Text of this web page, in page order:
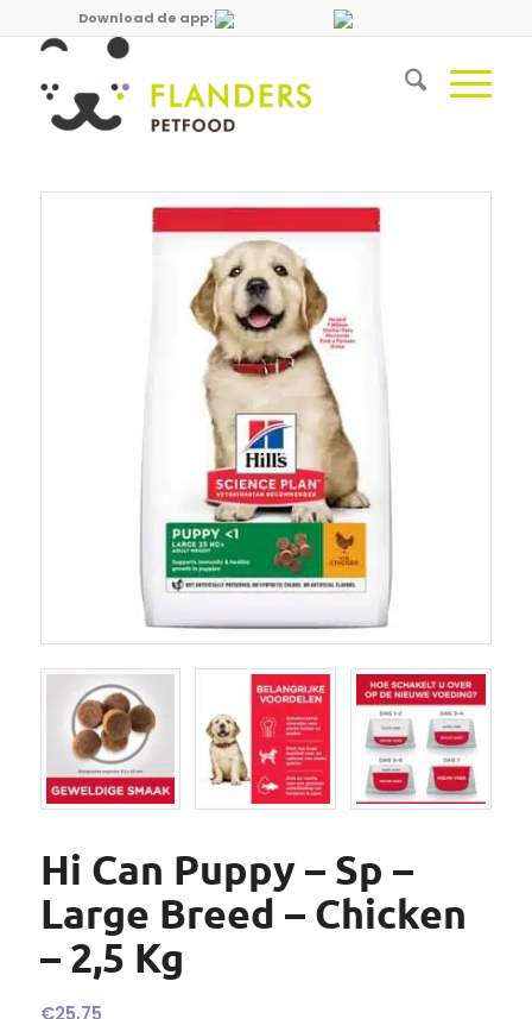
Download de app:
Hi Can Puppy – Sp –
Large Breed – Chicken
– 2,5 Kg